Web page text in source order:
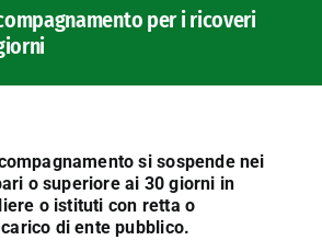
per i ricoveri
si sospende nei
o superiore ai 30 giorni in
o istituti con retta o
di ente pubblico.